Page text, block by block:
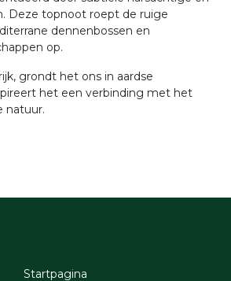
Deze topnoot roept de ruige
dennenbossen en
op.
grondt het ons in aardse
het een verbinding met het
natuur.
Startpagina